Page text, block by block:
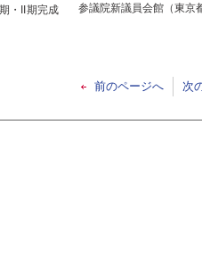
・II期完成
参議院新議員会館（東京
前のページへ 次